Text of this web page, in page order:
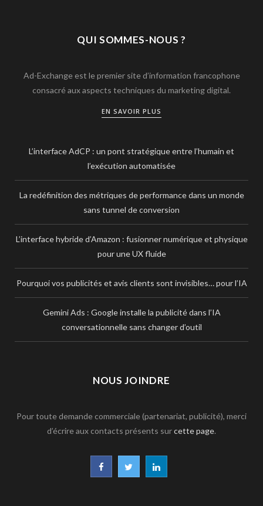
QUI SOMMES-NOUS ?
Ad-Exchange est le premier site d’information francophone
consacré aux aspects techniques du marketing digital.
EN SAVOIR PLUS
L’interface AdCP : un pont stratégique entre l’humain et
l’exécution automatisée
La redéfinition des métriques de performance dans un monde
sans tunnel de conversion
L’interface hybride d’Amazon : fusionner numérique et physique
pour une UX fluide
Pourquoi vos publicités et avis clients sont invisibles… pour l’IA
Gemini Ads : Google installe la publicité dans l’IA
conversationnelle sans changer d’outil
NOUS JOINDRE
Pour toute demande commerciale (partenariat, publicité), merci
d’écrire aux contacts présents surcette page.
F L